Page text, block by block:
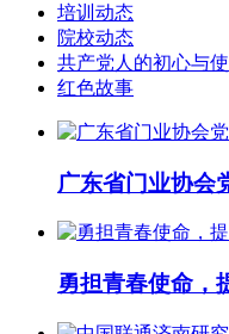
培训动态
院校动态
共产党人的初心与
红色故事
广东省门业协会
勇担青春使命，